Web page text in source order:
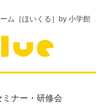
ム［ほいくる］by 小学館
ミナー・研修会